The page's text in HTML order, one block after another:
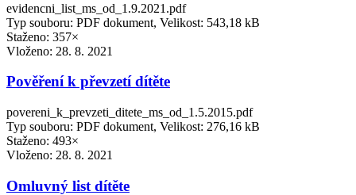
evidencni_list_ms_od_1.9.2021.pdf
Typ souboru: PDF dokument, Velikost: 543,18 kB
Staženo: 357×
Vloženo: 28. 8. 2021
Pověření k převzetí dítěte
povereni_k_prevzeti_ditete_ms_od_1.5.2015.pdf
Typ souboru: PDF dokument, Velikost: 276,16 kB
Staženo: 493×
Vloženo: 28. 8. 2021
Omluvný list dítěte